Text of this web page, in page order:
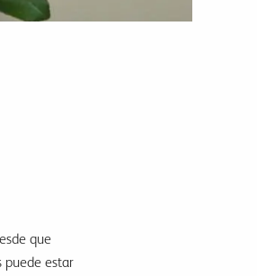
que
puede estar